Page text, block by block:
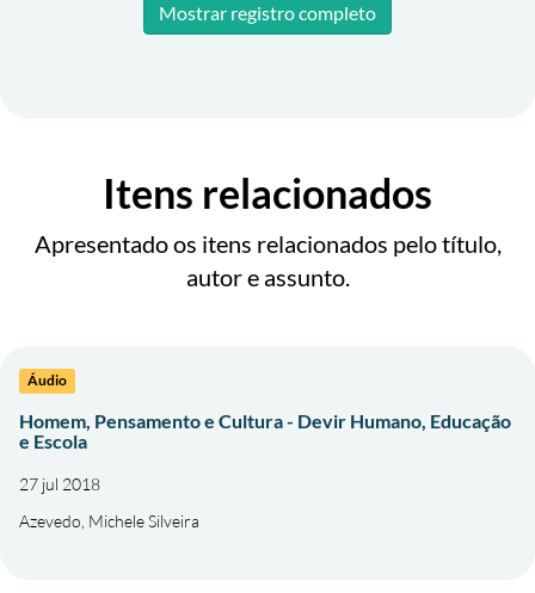
Mostrar registro completo
Itens relacionados
Apresentado os itens relacionados pelo título,
autor e assunto.
Áudio
Homem, Pensamento e Cultura - Devir Humano, Educação
e Escola
27 jul 2018
Azevedo, Michele Silveira